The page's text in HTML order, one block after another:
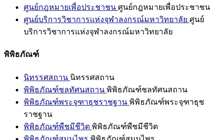
ศูนย์กฎหมายเพื่อประชาชน ศูนย์กฎหมายเพื่อประชาชน
ศูนย์บริการวิชาการแห่งจุฬาลงกรณ์มหาวิทยาลัย ศูนย์
บริการวิชาการแห่งจุฬาลงกรณ์มหาวิทยาลัย
พิพิธภัณฑ์
นิทรรศสถาน นิทรรศสถาน
พิพิธภัณฑ์ชลทัศนสถาน พิพิธภัณฑ์ชลทัศนสถาน
พิพิธภัณฑ์พระจุฑาธุชราชฐาน พิพิธภัณฑ์พระจุฑาธุช
ราชฐาน
พิพิธภัณฑ์พืชมีชีวิต พิพิธภัณฑ์พืชมีชีวิต